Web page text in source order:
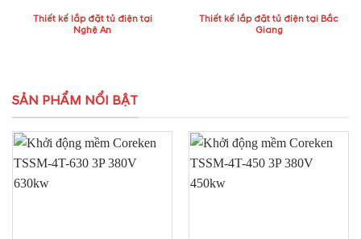
Thiết kế lắp đặt tủ điện tại
Nghệ An
Thiết kế lắp đặt tủ điện tại Bắc
Giang
SẢN PHẨM NỔI BẬT